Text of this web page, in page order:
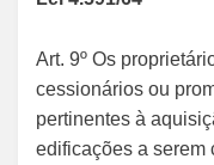
Art. 9º Os
cessionários ou
pertinentes à
edificações a serem